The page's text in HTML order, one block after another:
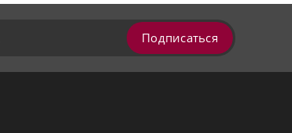
Подписаться